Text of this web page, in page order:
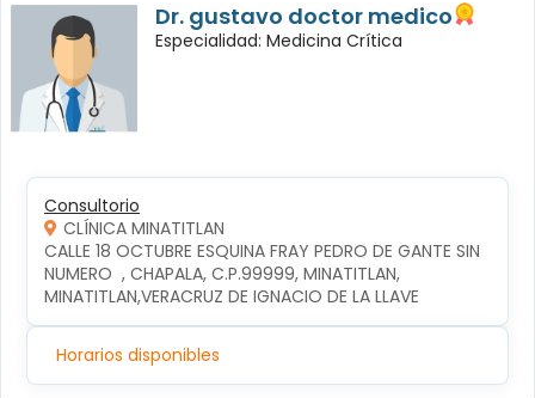
Dr. gustavo doctor medico
Especialidad: Medicina Crítica
Consultorio
CLÍNICA MINATITLAN
CALLE 18 OCTUBRE ESQUINA FRAY PEDRO DE GANTE SIN
NUMERO  , CHAPALA, C.P.99999, MINATITLAN,
MINATITLAN,VERACRUZ DE IGNACIO DE LA LLAVE
Horarios disponibles